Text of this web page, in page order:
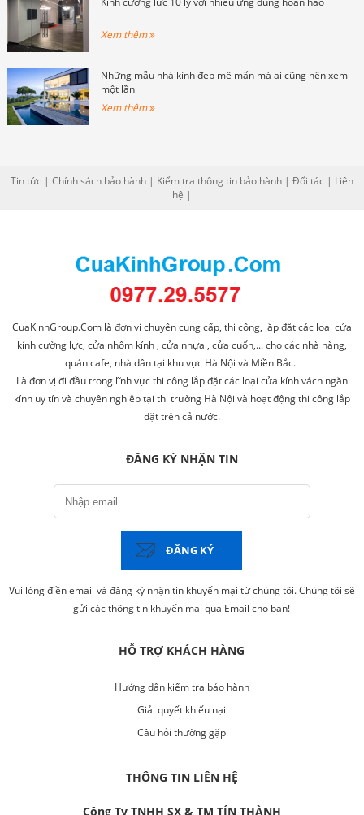
Xem thêm
Những mẫu nhà kính đẹp mê mẩn mà ai cũng nên xem
một lần
Xem thêm
Tin tức | Chính sách bảo hành| Kiểm tra thông tin bảo hành| Đối tác | Liên
hệ |
CuaKinhGroup.Com là đơn vị chuyên cung cấp, thi công, lắp đặt các loại cửa
kính cường lực, cửa nhôm kính , cửa nhựa , cửa cuốn,... cho các nhà hàng,
quán cafe, nhà dân tại khu vực Hà Nội và Miền Bắc.
Là đơn vị đi đầu trong lĩnh vực thi công lắp đặt các loại cửa kính vách ngăn
kính uy tín và chuyên nghiệp tại thi trường Hà Nội và hoạt động thi công lắp
đặt trên cả nước.
ĐĂNG KÝ NHẬN TIN
ĐĂNG KÝ
Vui lòng điền email và đăng ký nhận tin khuyến mại từ chúng tôi. Chúng tôi sẽ
gửi các thông tin khuyến mại qua Email cho bạn!
HỖ TRỢ KHÁCH HÀNG
Hướng dẫn kiểm tra bảo hành
Giải quyết khiếu nại
Câu hỏi thường gặp
THÔNG TIN LIÊN HỆ
Công Ty TNHH SX & TM TÍN THÀNH